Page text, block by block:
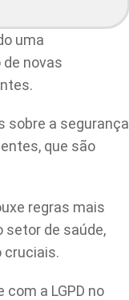
uma
novas
sobre a segurança
que são
regras mais
setor de saúde,
cruciais.
a LGPD no